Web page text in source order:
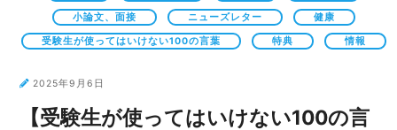
小論文、面接 ニューズレター 健康
受験生が使ってはいけない100の言葉 特典 情報
2025年9月6日
【受験生が使ってはいけない100の言